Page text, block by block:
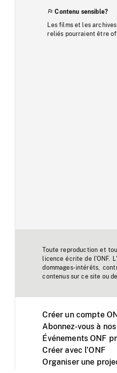
Contenu sensible?
Les films et les
reliés pourraient être
Toute reproduction et
licence écrite de l'ONF.
dommages-intérêts,
contenus sur ce site ou
Créer un compte
Abonnez-vous à
Événements ONF
Créer avec l’ONF
Organiser une